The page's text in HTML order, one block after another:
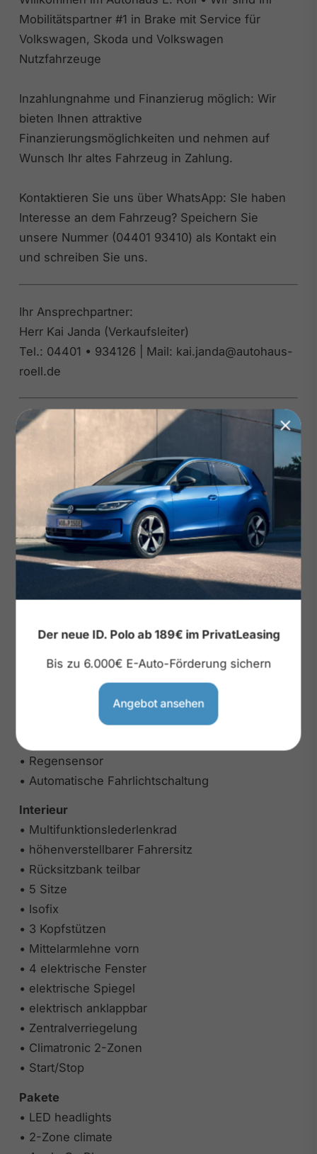
Mobilitätspartner #1 in Brake mit Service für
Volkswagen, Skoda und Volkswagen
Nutzfahrzeuge
Inzahlungnahme und Finanzierug möglich: Wir
bieten Ihnen attraktive
Finanzierungsmöglichkeiten und nehmen auf
Wunsch Ihr altes Fahrzeug in Zahlung.
Kontaktieren Sie uns über WhatsApp: SIe haben
Interesse an dem Fahrzeug? Speichern Sie
unsere Nummer (04401 93410) als Kontakt ein
und schreiben Sie uns.
Ihr Ansprechpartner:
Herr Kai Janda (Verkaufsleiter)
Tel.: 04401 • 934126 | Mail: kai.janda@autohaus-
roell.de
Sonstiges
• Leaving Home
• 1.0 Style TSI BMT
• 6-Gang
• WLTP Euro 6 EA
Reifen & Fahrwerk
Exterieur
• Optikpaket Wagenfarbe
• Dachreling schwarz
• LED-Hauptscheinwerfer
• LED-Tagfahrlicht
• LED-Rücklicht
• Regensensor
• Automatische Fahrlichtschaltung
Interieur
• Multifunktionslederlenkrad
• höhenverstellbarer Fahrersitz
• Rücksitzbank teilbar
• 5 Sitze
• Isofix
• 3 Kopfstützen
• Mittelarmlehne vorn
• 4 elektrische Fenster
• elektrische Spiegel
• elektrisch anklappbar
• Zentralverriegelung
• Climatronic 2-Zonen
• Start/Stop
Pakete
• LED headlights
• 2-Zone climate
Der neue ID. Polo ab 189€ im PrivatLeasing
Bis zu 6.000€ E-Auto-Förderung sichern
Angebot ansehen